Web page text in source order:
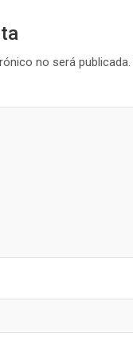
no será publicada.